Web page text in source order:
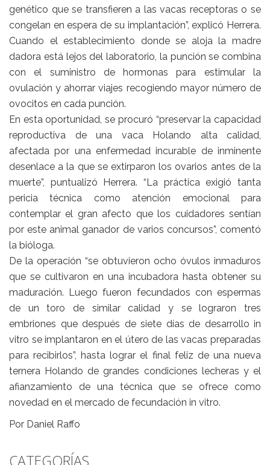
genético que se transfieren a las vacas receptoras o se
congelan en espera de su implantación”, explicó Herrera.
Cuando el establecimiento donde se aloja la madre
dadora está lejos del laboratorio, la punción se combina
con el suministro de hormonas para estimular la
ovulación y ahorrar viajes recogiendo mayor número de
ovocitos en cada punción.
En esta oportunidad, se procuró “preservar la capacidad
reproductiva de una vaca Holando alta calidad,
afectada por una enfermedad incurable de inminente
desenlace a la que se extirparon los ovarios antes de la
muerte”, puntualizó Herrera. “La práctica exigió tanta
pericia técnica como atención emocional para
contemplar el gran afecto que los cuidadores sentían
por este animal ganador de varios concursos”, comentó
la bióloga.
De la operación “se obtuvieron ocho óvulos inmaduros
que se cultivaron en una incubadora hasta obtener su
maduración. Luego fueron fecundados con espermas
de un toro de similar calidad y se lograron tres
embriones que después de siete días de desarrollo in
vitro se implantaron en el útero de las vacas preparadas
para recibirlos”, hasta lograr el final feliz de una nueva
ternera Holando de grandes condiciones lecheras y el
afianzamiento de una técnica que se ofrece como
novedad en el mercado de fecundación in vitro.
Por Daniel Raffo
CATEGORÍAS